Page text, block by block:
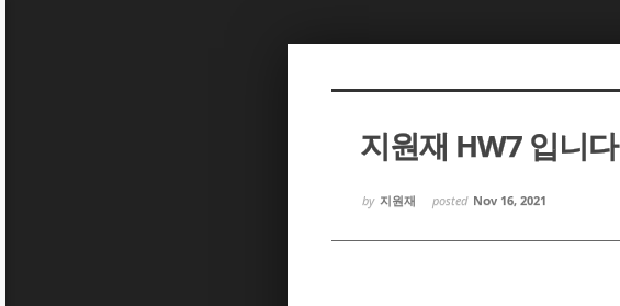
지원재 HW7 입니다
by 지원재 posted Nov 16, 2021
Sketchbook5, 스케치북5
Sketchbook5, 스케치북5
Sketchbook5, 스케치북5
Sketchbook5, 스케치북5